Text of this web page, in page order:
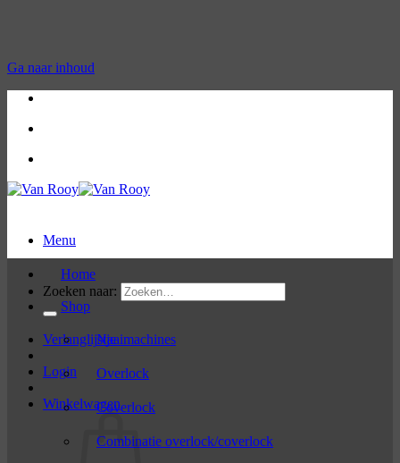
Ga naar inhoud
Menu
Zoeken naar:
Verlanglijstje
Login
Winkelwagen
Home
Shop
Naaimachines
Overlock
Coverlock
Combinatie overlock/coverlock